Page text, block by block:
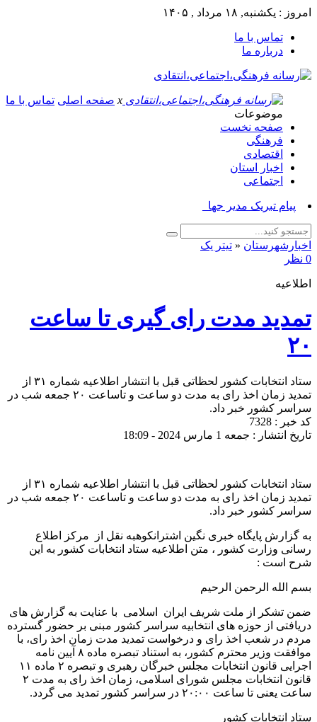
امروز : یکشنبه, ۱۸ مرداد , ۱۴۰۵
تماس با ما
درباره ما
x صفحه اصلی تماس با ما
موضوعات
صفحه نخست
فرهنگی
اقتصادی
اخبار استان
اجتماعی
پیام تبریک مدیر جهاد کشاو_
اخبارشهرستان « تیتر یک
0 نظر
اطلاعیه
تمدید مدت رای گیری تا ساعت
۲۰
ستاد انتخابات کشور لحظاتی قبل با انتشار اطلاعیه شماره ۳۱ از
تمدید زمان اخذ رای به مدت دو ساعت و تاساعت ۲۰ جمعه شب در
سراسر کشور خبر داد.
کد خبر : 7328
تاریخ انتشار : جمعه 1 مارس 2024 - 18:09
ستاد انتخابات کشور لحظاتی قبل با انتشار اطلاعیه شماره ۳۱ از
تمدید زمان اخذ رای به مدت دو ساعت و تاساعت ۲۰ جمعه شب در
سراسر کشور خبر داد.
به گزارش پایگاه خبری نگین اشترانکوهبه نقل از مرکز اطلاع
رسانی وزارت کشور ، متن اطلاعیه ستاد انتخابات کشور به این
شرح است :
بسم الله الرحمن الرحیم
ضمن تشکر از ملت شریف ایران اسلامی با عنایت به گزارش های
دریافتی از حوزه های انتخابیه سراسر کشور مبنی بر حضور گسترده
مردم در شعب اخذ رای و درخواست تمدید مدت زمان اخذ رای، با
موافقت وزیر محترم کشور، به استناد تبصره ماده ۸ آیین نامه
اجرایی قانون انتخابات مجلس خبرگان رهبری و تبصره ۲ ماده ۱۱
قانون انتخابات مجلس شورای اسلامی، زمان اخذ رای به مدت ۲
ساعت یعنی تا ساعت ۲۰:۰۰ در سراسر کشور تمدید می گردد.
ستاد انتخابات کشور